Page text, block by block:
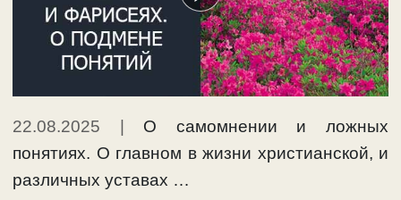
22.08.2025 | О самомнении и ложных
понятиях. О главном в жизни христианской, и
различных уставах …